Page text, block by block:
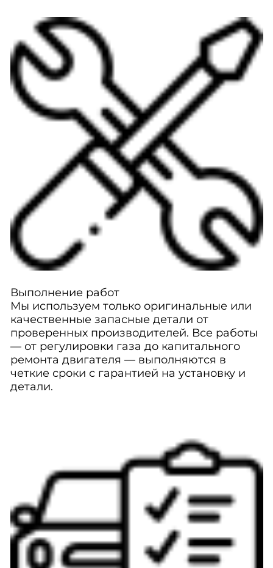
Выполнение работ
Мы используем только оригинальные или
качественные запасные детали от
проверенных производителей. Все работы
— от регулировки газа до капитального
ремонта двигателя — выполняются в
четкие сроки с гарантией на установку и
детали.